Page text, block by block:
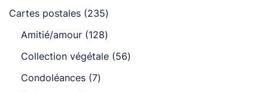
produits
Cartes postales 235235
produits
Amitié/amour 128128
produits
Collection végétale 5656
Condoléances 77